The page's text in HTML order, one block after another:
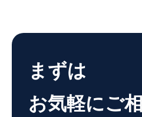
まずは
お気軽にご